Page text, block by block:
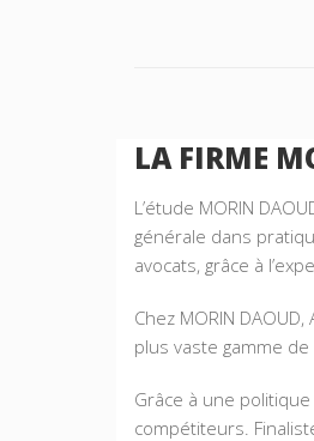
LA FIRME
L’étude MORIN
générale dans
avocats, grâce à
Chez MORIN
plus vaste gamme de
Grâce à une
compétiteurs.